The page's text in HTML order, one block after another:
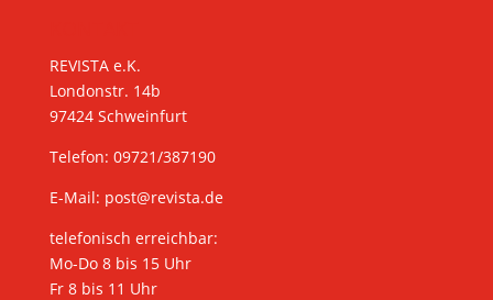
REVISTA e.K.
Londonstr. 14b
97424 Schweinfurt
Telefon: 09721/387190
E-Mail: post@revista.de
telefonisch erreichbar:
Mo-Do 8 bis 15 Uhr
Fr 8 bis 11 Uhr